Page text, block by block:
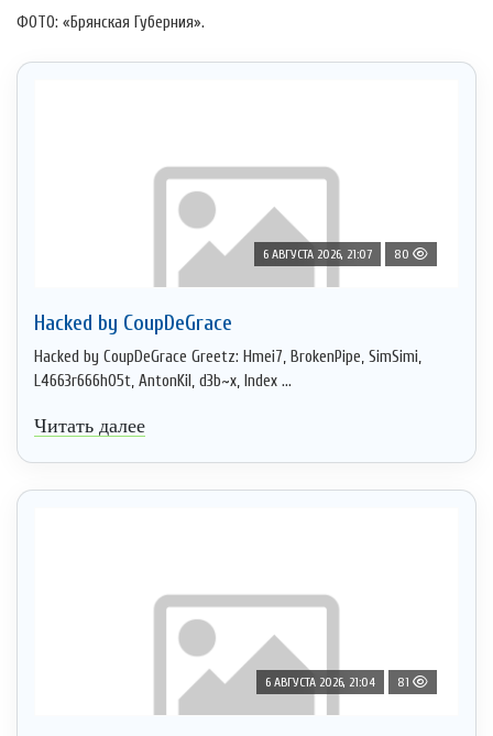
ФОТО: «Брянская Губерния».
6 АВГУСТА 2026, 21:07 80
Hacked by CoupDeGrace
Hacked by CoupDeGrace Greetz: Hmei7, BrokenPipe, SimSimi,
L4663r666h05t, AntonKil, d3b~x, Index ...
Читать далее
6 АВГУСТА 2026, 21:04 81